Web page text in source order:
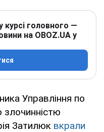
головного —
на OBOZ.UA у
Управління по
злочинністю
Затилюк вкрали